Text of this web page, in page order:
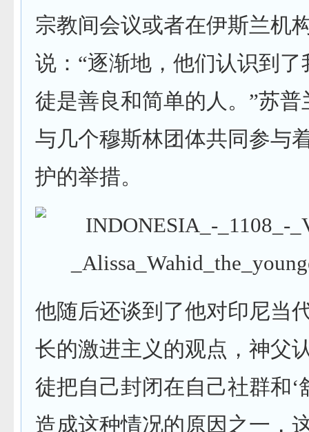
宗教间会议或者在伊斯兰机
说：“逐渐地，他们认识到了
徒是善良和简单的人。”苏普
与几个穆斯林团体共同参与
护的举措。
他随后还谈到了他对印尼当
长的激进主义的观点，神父
徒把自己封闭在自己社群和‘
造成这种情况的原因之一，